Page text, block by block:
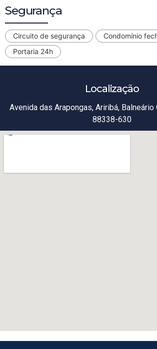
Segurança
Circuito de segurança
Condomínio
Portaria 24h
Localização
Avenida das Arapongas, Ariribá, Balneário
88338-630